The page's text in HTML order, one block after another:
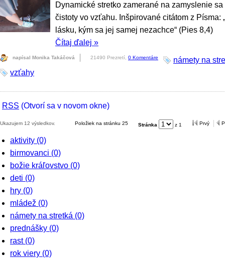
Dynamické stretko zamerané na zamyslenie
čistoty vo vzťahu. Inšpirované citátom z Písma:
lásku, kým sa jej samej nezachce“ (Pies 8,4)
Čítaj ďalej »
napísal Monika Takáčová 21490 Prezretí, 0 Komentáre
námety na
vzťahy
RSS (Otvorí sa v novom okne)
Ukazujem 12 výsledkov. Položiek na stránku 25 Stránka z 1 Prvý
aktivity (0)
birmovanci (0)
božie kráľovstvo (0)
deti (0)
hry (0)
mládež (0)
námety na stretká (0)
prednášky (0)
rast(0)
rok viery (0)